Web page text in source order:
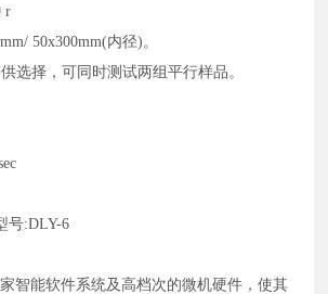
r
50x300mm(内径)。
可同时测试两组平行样品。
号:DLY-6
智能软件系统及高档次的微机硬件，使其